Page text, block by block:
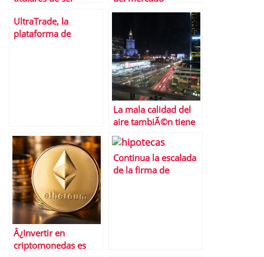
basura
inmobiliario de la
mano de Borja Mateo
UltraTrade, la
plataforma de
La mala calidad del
aire tambiÃ©n tiene
un coste econÃ³mico
Â¿Invertir en
criptomonedas es
Continua la escalada
de la firma de